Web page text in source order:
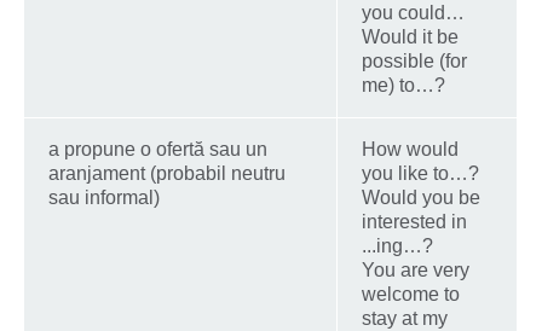
you could…
Would it be
possible (for
me) to…?
a propune o ofertă sau un
aranjament (probabil neutru
sau informal)
How would
you like to…?
Would you be
interested in
...ing…?
You are very
welcome to
stay at my